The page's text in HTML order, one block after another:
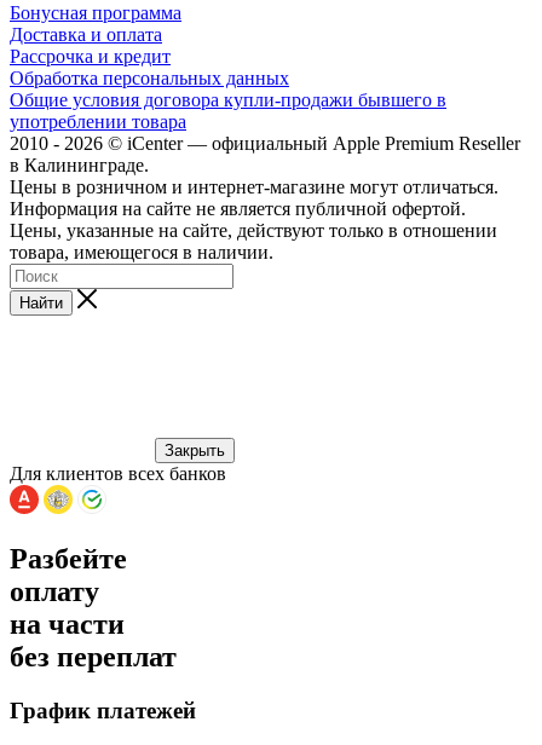
Бонусная программа
Доставка и оплата
Рассрочка и кредит
Обработка персональных данных
Общие условия договора купли-продажи бывшего в
употреблении товара
2010 - 2026 © iCenter — официальный Apple Premium Reseller
в Калининграде.
Цены в розничном и интернет-магазине могут отличаться.
Информация на сайте не является публичной офертой.
Цены, указанные на сайте, действуют только в отношении
товара, имеющегося в наличии.
Найти
Закрыть
Для клиентов всех банков
Разбейте
оплату
на части
без переплат
График платежей